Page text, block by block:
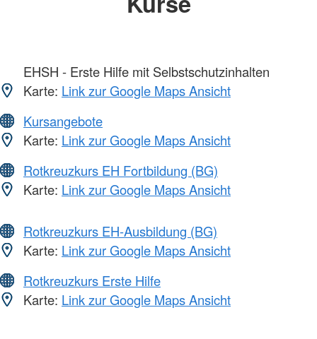
EHSH - Erste Hilfe mit Selbstschutzinhalten
Karte: Link zur Google Maps Ansicht
Kursangebote
Karte: Link zur Google Maps Ansicht
Rotkreuzkurs EH Fortbildung (BG)
Karte: Link zur Google Maps Ansicht
Rotkreuzkurs EH-Ausbildung (BG)
Karte: Link zur Google Maps Ansicht
Rotkreuzkurs Erste Hilfe
Karte: Link zur Google Maps Ansicht